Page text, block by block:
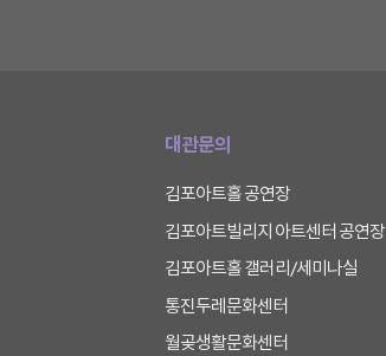
대관문의
김포아트홀 공연장
김포아트빌리지 아트센터 공연장
김포아트홀 갤러리/세미나실
통진두레문화센터
월곶생활문화센터